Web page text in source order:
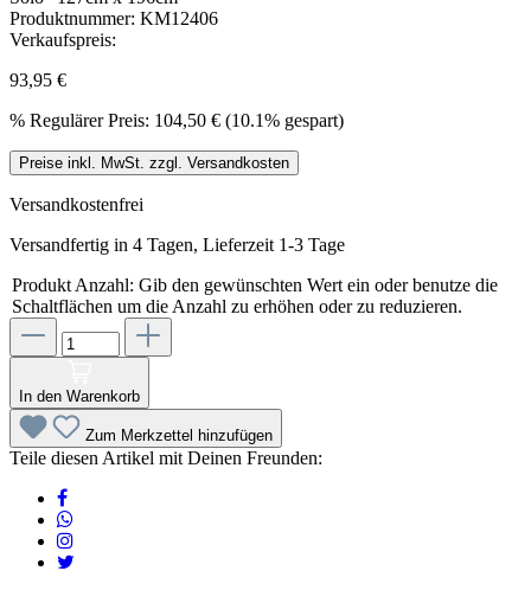
Produktnummer: KM12406
Verkaufspreis:
93,95 €
% Regulärer Preis: 104,50 € (10.1% gespart)
Preise inkl. MwSt. zzgl. Versandkosten
Versandkostenfrei
Versandfertig in 4 Tagen, Lieferzeit 1-3 Tage
Produkt Anzahl: Gib den gewünschten Wert ein oder benutze die
Schaltflächen um die Anzahl zu erhöhen oder zu reduzieren.
In den Warenkorb
Zum Merkzettel hinzufügen
Teile diesen Artikel mit Deinen Freunden: